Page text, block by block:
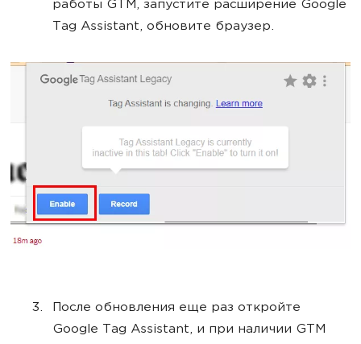
работы GTM, запустите расширение Google
Tag Assistant, обновите браузер.
После обновления еще раз откройте
Google Tag Assistant, и при наличии GTM